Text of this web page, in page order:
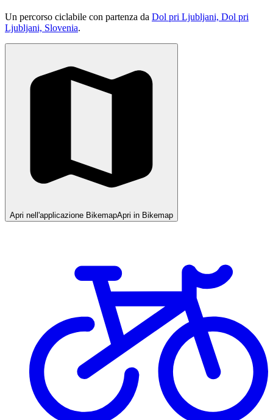
Un percorso ciclabile con partenza da Dol pri Ljubljani, Dol pri
Ljubljani, Slovenia.
Apri nell'applicazione BikemapApri in Bikemap